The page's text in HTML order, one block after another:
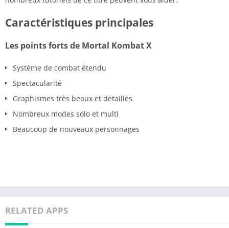
Caractéristiques principales
Les points forts de Mortal Kombat X
Système de combat étendu
Spectacularité
Graphismes très beaux et détaillés
Nombreux modes solo et multi
Beaucoup de nouveaux personnages
RELATED APPS